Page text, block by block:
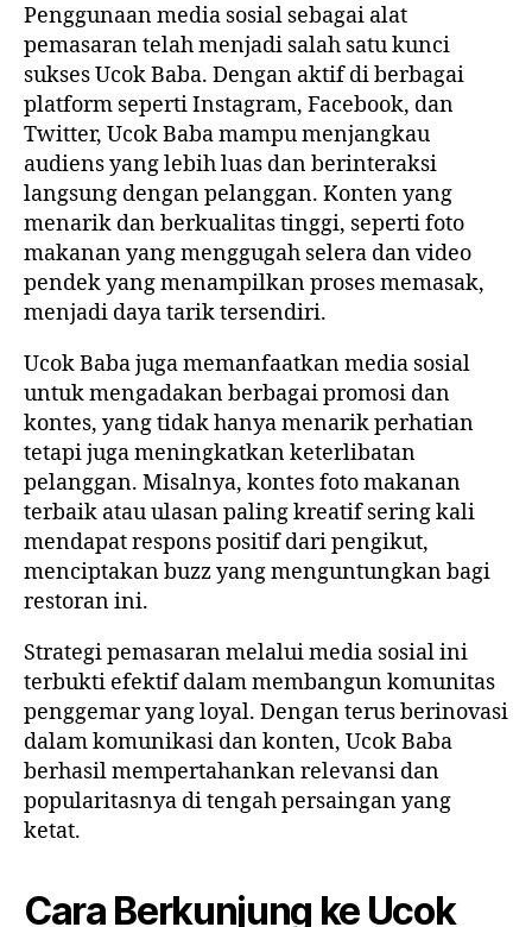
Penggunaan media sosial sebagai alat
pemasaran telah menjadi salah satu kunci
sukses Ucok Baba. Dengan aktif di berbagai
platform seperti Instagram, Facebook, dan
Twitter, Ucok Baba mampu menjangkau
audiens yang lebih luas dan berinteraksi
langsung dengan pelanggan. Konten yang
menarik dan berkualitas tinggi, seperti foto
makanan yang menggugah selera dan video
pendek yang menampilkan proses memasak,
menjadi daya tarik tersendiri.
Ucok Baba juga memanfaatkan media sosial
untuk mengadakan berbagai promosi dan
kontes, yang tidak hanya menarik perhatian
tetapi juga meningkatkan keterlibatan
pelanggan. Misalnya, kontes foto makanan
terbaik atau ulasan paling kreatif sering kali
mendapat respons positif dari pengikut,
menciptakan buzz yang menguntungkan bagi
restoran ini.
Strategi pemasaran melalui media sosial ini
terbukti efektif dalam membangun komunitas
penggemar yang loyal. Dengan terus berinovasi
dalam komunikasi dan konten, Ucok Baba
berhasil mempertahankan relevansi dan
popularitasnya di tengah persaingan yang
ketat.
Cara Berkunjung ke Ucok